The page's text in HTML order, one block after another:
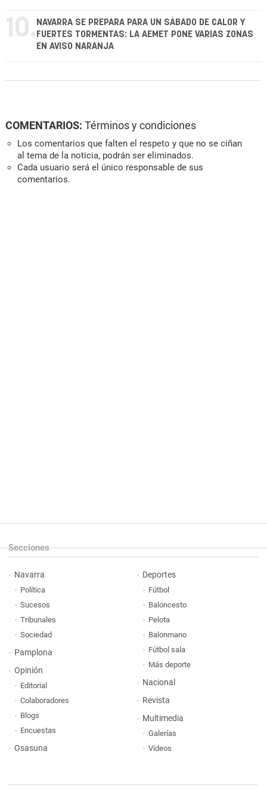
10. NAVARRA SE PREPARA PARA UN SÁBADO DE CALOR Y
FUERTES TORMENTAS: LA AEMET PONE VARIAS ZONAS
EN AVISO NARANJA
COMENTARIOS: Términos y condiciones
Los comentarios que falten el respeto y que no se ciñan
al tema de la noticia, podrán ser eliminados.
Cada usuario será el único responsable de sus
comentarios.
Secciones
Navarra
Política
Sucesos
Tribunales
Sociedad
Pamplona
Opinión
Editorial
Colaboradores
Blogs
Encuestas
Osasuna
Deportes
Fútbol
Baloncesto
Pelota
Balonmano
Fútbol sala
Más deporte
Nacional
Revista
Multimedia
Galerías
Vídeos